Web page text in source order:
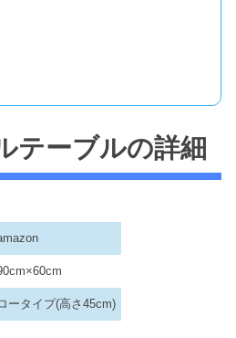
テーブルの詳細
ータイプ(高さ45cm)